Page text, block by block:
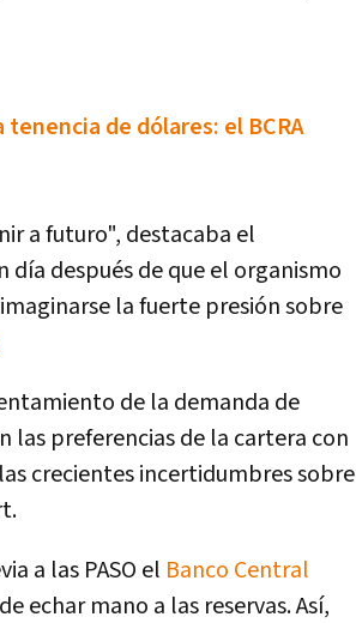
de dólares: el BCRA
a futuro", destacaba el
día después de que el organismo
la fuerte presión sobre
de la demanda de
las preferencias de la cartera con
crecientes incertidumbres sobre
a las PASO el Banco Central
echar mano a las reservas. Así,